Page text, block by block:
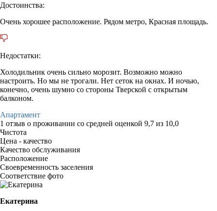
Достоинства:
Очень хорошее расположение. Рядом метро, Красная площадь.
Недостатки:
Холодильник очень сильно морозит. Возможно можно
настроить. Но мы не трогали. Нет сеток на окнах. И ночью,
конечно, очень шумно со стороны Тверской с открытым
балконом.
Апартамент
1 отзыв о проживании со средней оценкой 9,7 из 10,0
Чистота
Цена - качество
Качество обслуживания
Расположение
Своевременность заселения
Соответствие фото
Екатерина